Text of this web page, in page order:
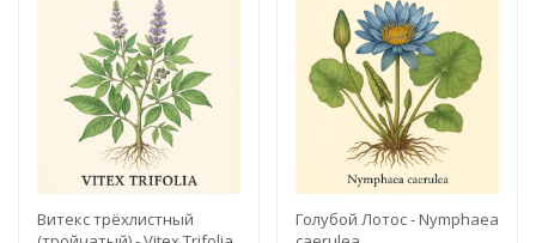
Витекс трёхлистный
Голубой Лотос - Nymphaea